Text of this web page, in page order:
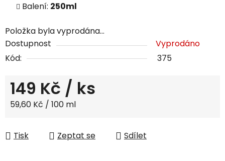
Balení: 250ml
Položka byla vyprodána…
Dostupnost
Vyprodáno
Kód:
375
149 Kč / ks
Měrná cena:
59,60 Kč / 100 ml
Tisk Zeptat se Sdílet